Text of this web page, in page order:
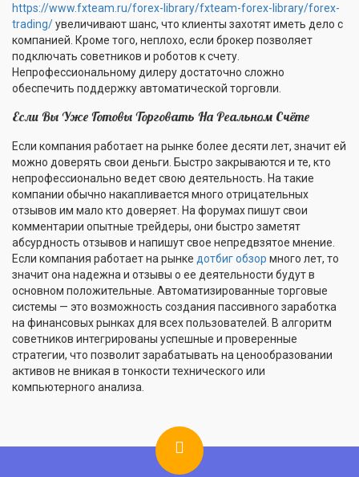
https://www.fxteam.ru/forex-library/fxteam-forex-library/forex-
trading/увеличивают шанс, что клиенты захотят иметь дело с
компанией. Кроме того, неплохо, если брокер позволяет
подключать советников и роботов к счету.
Непрофессиональному дилеру достаточно сложно
обеспечить поддержку автоматической торговли.
Если Вы Уже Готовы Торговать На Реальном Счёте
Если компания работает на рынке более десяти лет, значит ей
можно доверять свои деньги. Быстро закрываются и те, кто
непрофессионально ведет свою деятельность. На такие
компании обычно накапливается много отрицательных
отзывов им мало кто доверяет. На форумах пишут свои
комментарии опытные трейдеры, они быстро заметят
абсурдность отзывов и напишут свое непредвзятое мнение.
Если компания работает на рынке дотбиг обзор много лет, то
значит она надежна и отзывы о ее деятельности будут в
основном положительные. Автоматизированные торговые
системы — это возможность создания пассивного заработка
на финансовых рынках для всех пользователей. В алгоритм
советников интегрированы успешные и проверенные
стратегии, что позволит зарабатывать на ценообразовании
активов не вникая в тонкости технического или
компьютерного анализа.